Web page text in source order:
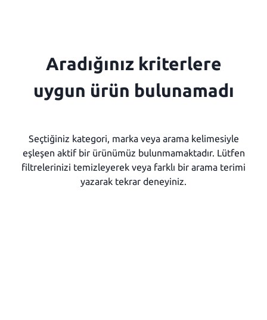
Aradığınız kriterlere
uygun ürün bulunamadı
Seçtiğiniz kategori, marka veya arama kelimesiyle
eşleşen aktif bir ürünümüz bulunmamaktadır. Lütfen
filtrelerinizi temizleyerek veya farklı bir arama terimi
yazarak tekrar deneyiniz.